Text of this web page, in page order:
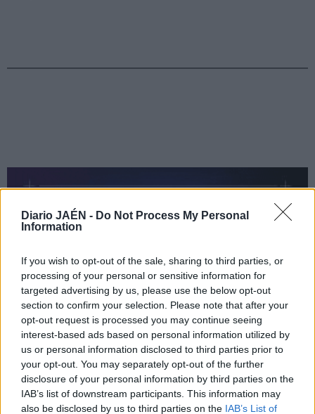
Diario JAÉN - Do Not Process My Personal
Information
If you wish to opt-out of the sale, sharing to third parties, or
processing of your personal or sensitive information for
targeted advertising by us, please use the below opt-out
section to confirm your selection. Please note that after your
opt-out request is processed you may continue seeing
interest-based ads based on personal information utilized by
us or personal information disclosed to third parties prior to
your opt-out. You may separately opt-out of the further
disclosure of your personal information by third parties on the
IAB’s list of downstream participants. This information may
also be disclosed by us to third parties on the IAB’s List of